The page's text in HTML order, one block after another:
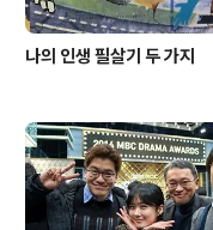
나의 인생 필살기 두 가지